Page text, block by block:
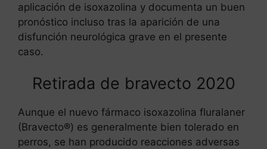
aplicación de isoxazolina y documenta un buen
pronóstico incluso tras la aparición de una
disfunción neurológica grave en el presente
caso.
Retirada de bravecto 2020
Aunque el nuevo fármaco isoxazolina fluralaner
(Bravecto®) es generalmente bien tolerado en
perros, se han producido reacciones adversas